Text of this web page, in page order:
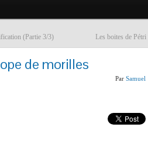
(Partie 3/3) Les boites de Pétri
de morilles
Par Samuel